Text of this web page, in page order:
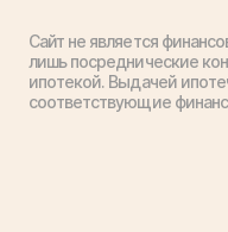
Сайт не является
лишь посреднические
ипотекой. Выдачей
соответствующие